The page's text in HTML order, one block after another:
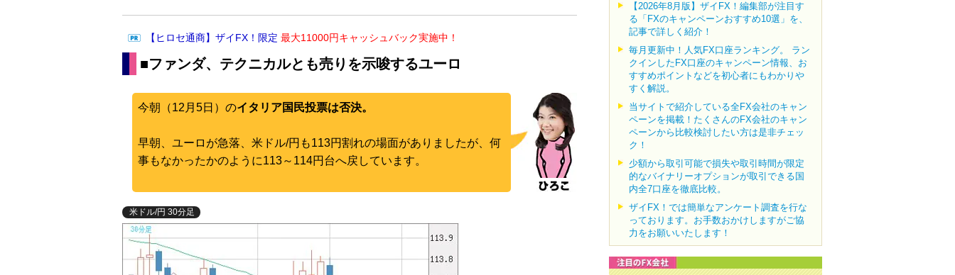
【ヒロセ通商】ザイFX！限定 最大11000円キャッシュバック実施中！
■ファンダ、テクニカルとも売りを示唆するユーロ
今朝（12月5日）のイタリア国民投票は否決。
早朝、ユーロが急落、米ドル/円も113円割れの場面がありましたが、何
事もなかったかのように113～114円台へ戻しています。
米ドル/円 30分足
【2026年8月版】ザイFX！編集部が注目す
る「FXのキャンペーンおすすめ10選」を、
記事で詳しく紹介！
毎月更新中！人気FX口座ランキング。 ラン
クインしたFX口座のキャンペーン情報、お
すすめポイントなどを初心者にもわかりや
すく解説。
当サイトで紹介している全FX会社のキャン
ペーンを掲載！たくさんのFX会社のキャン
ペーンから比較検討したい方は是非チェッ
ク！
少額から取引可能で損失や取引時間が限定
的なバイナリーオプションが取引できる国
内全7口座を徹底比較。
ザイFX！では簡単なアンケート調査を行な
っております。お手数おかけしますがご協
力をお願いいたします！